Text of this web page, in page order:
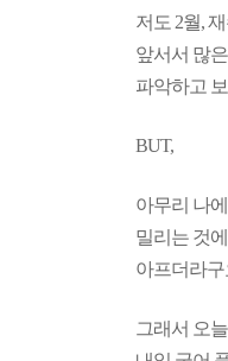
저도 2월,
앞서서 많
파악하고
BUT,
아무리 나
밀리는 것
아프더라
그래서 오